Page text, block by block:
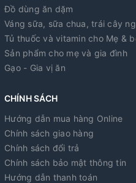
Đồ dùng ăn dặm
Váng sữa, sữa chua, trái cây
Tủ thuốc và vitamin cho Mẹ &
Sản phẩm cho mẹ và gia đình
Gạo - Gia vị ăn
CHÍNH SÁCH
Hướng dẫn mua hàng Online
Chính sách giao hàng
Chính sách đổi trả
Chính sách bảo mật thông tin
Hướng dẫn thanh toán